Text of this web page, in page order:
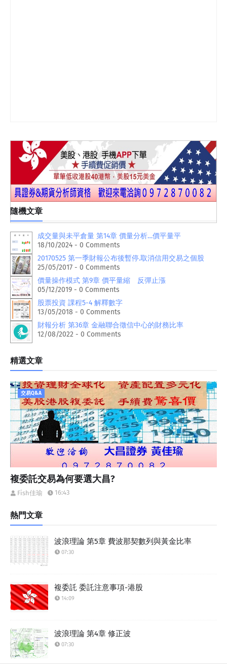
隨機文章
成交量與未平倉量 第14章 價量分析…價平量平
18/10/2024 - 0 Comments
20170525 第一季財報公布後暫停.取消信用交易之個股
25/05/2017 - 0 Comments
價量操作模式 第9章 價平量縮 反彈止漲
05/12/2019 - 0 Comments
股票投資 課程5-4 解釋數字
13/05/2018 - 0 Comments
財報分析 第36章 金融聯合徵信中心的財務比率
12/08/2022 - 0 Comments
精選文章
交易Q&A
複委託交易為何要選大昌?
Fish佳瑜 16:43
熱門文章
波浪理論 第5章 費波那契數列與黃金比率
07:30
複委託 委託注意事項-港股
14:09
波浪理論 第4章 修正波
07:30